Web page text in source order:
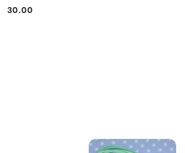
Cena:
30.00